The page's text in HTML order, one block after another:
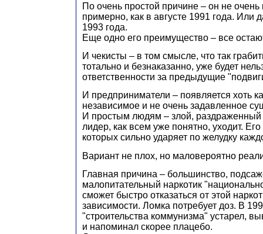
По очень простой причине – он не
примерно, как в августе 1991 года. Или
1993 года.
Еще одно его преимущество – все
И чекисты – в том смысле, что так
тотально и безнаказанно, уже будет
ответственности за предыдущие
И предприниматели – появляется хоть
независимое и не очень задавленное
И простым людям – злой, раздраженный
лидер, как всем уже понятно, уходит.
которых сильно ударяет по желудку
Вариант не плох, но маловероятно
Главная причина – большинство,
малопитательный наркотик
сможет быстро отказаться от этой
зависимости. Ломка потребует доз. В
"строительства коммунизма" устарел,
и напоминал скорее плацебо.